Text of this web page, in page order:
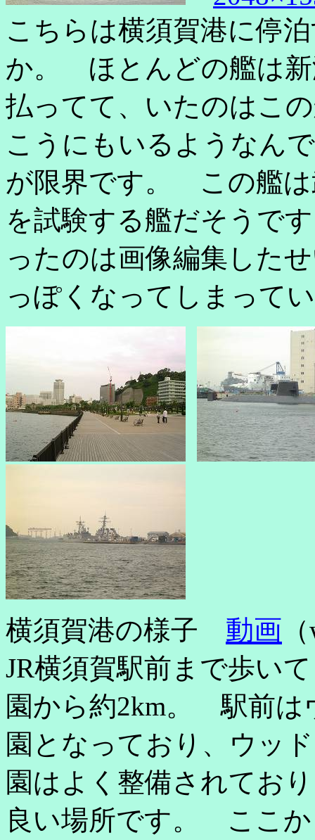
こちらは横須賀港に停
か。 ほとんどの艦は新
払ってて、いたのはこ
こうにもいるようなん
が限界です。 この艦は
を試験する艦だそうで
ったのは画像編集した
っぽくなってしまって
横須賀港の様子 動画
JR横須賀駅前まで歩い
園から約2km。 駅前は
園となっており、ウッ
園はよく整備されてお
良い場所です。 ここ